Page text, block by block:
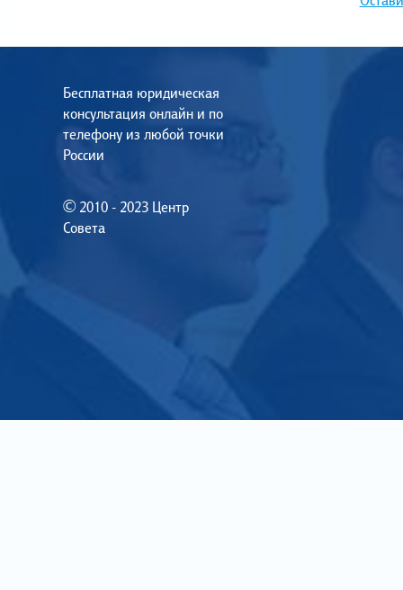
Бесплатная юридическая
консультация онлайн и по
телефону из любой точки
России
© 2010 - 2023 Центр
Совета